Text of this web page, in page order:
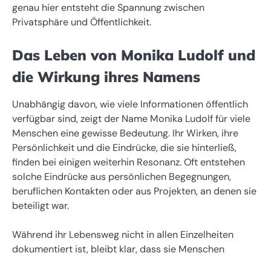
genau hier entsteht die Spannung zwischen
Privatsphäre und Öffentlichkeit.
Das Leben von Monika Ludolf und
die Wirkung ihres Namens
Unabhängig davon, wie viele Informationen öffentlich
verfügbar sind, zeigt der Name Monika Ludolf für viele
Menschen eine gewisse Bedeutung. Ihr Wirken, ihre
Persönlichkeit und die Eindrücke, die sie hinterließ,
finden bei einigen weiterhin Resonanz. Oft entstehen
solche Eindrücke aus persönlichen Begegnungen,
beruflichen Kontakten oder aus Projekten, an denen sie
beteiligt war.
Während ihr Lebensweg nicht in allen Einzelheiten
dokumentiert ist, bleibt klar, dass sie Menschen